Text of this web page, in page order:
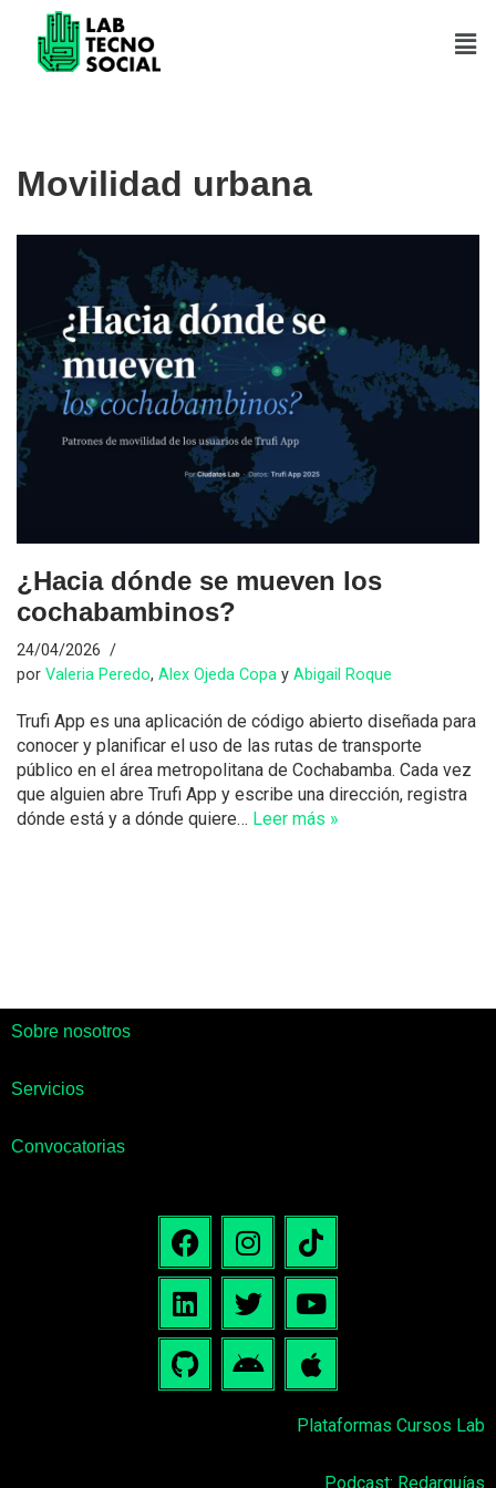
Saltar
Movilidad urbana
¿Hacia dónde se mueven los
cochabambinos?
24/04/2026
por Valeria Peredo, Alex Ojeda Copa y Abigail Roque
Trufi App es una aplicación de código abierto diseñada para
conocer y planificar el uso de las rutas de transporte
público en el área metropolitana de Cochabamba. Cada vez
que alguien abre Trufi App y escribe una dirección, registra
dónde está y a dónde quiere… Leer más »
Sobre nosotros
Servicios
Convocatorias
Plataformas Cursos Lab
Podcast: Redarquías